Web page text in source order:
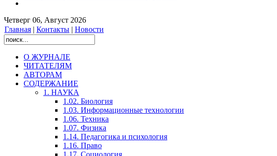
Четверг 06, Август 2026
Главная | Контакты | Новости
О ЖУРНАЛЕ
ЧИТАТЕЛЯМ
АВТОРАМ
СОДЕРЖАНИЕ
1. НАУКА
1.02. Биология
1.03. Информационные технологии
1.06. Техника
1.07. Физика
1.14. Педагогика и психология
1.16. Право
1.17. Социология